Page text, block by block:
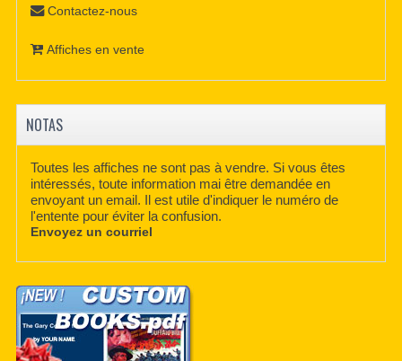
Contactez-nous
Affiches en vente
NOTAS
Toutes les affiches ne sont pas à vendre. Si vous êtes
intéressés, toute information mai être demandée en
envoyant un email. Il est utile d'indiquer le numéro de
l'entente pour éviter la confusion.
Envoyez un courriel